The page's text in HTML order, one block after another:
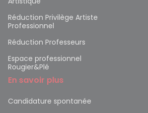
Réduction Privilège Artiste
Professionnel
Réduction Professeurs
Espace professionnel
Rougier&Plé
En savoir plus
Candidature spontanée